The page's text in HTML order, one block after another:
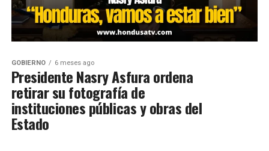
GOBIERNO 6 meses ago
Presidente Nasry Asfura ordena
retirar su fotografía de
instituciones públicas y obras del
Estado